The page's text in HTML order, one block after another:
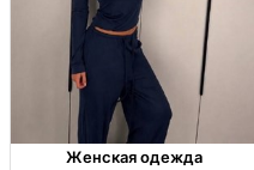
Женская одежда